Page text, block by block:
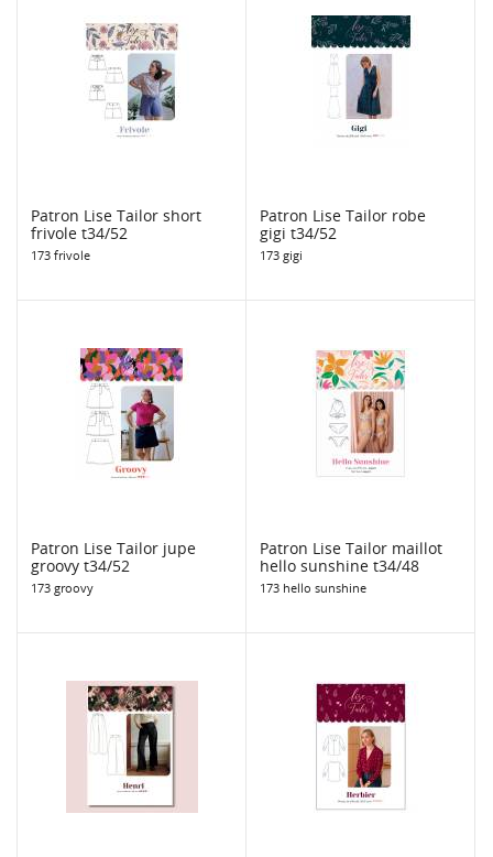
Patron Lise Tailor short
frivole t34/52
173 frivole
Patron Lise Tailor robe
gigi t34/52
173 gigi
Patron Lise Tailor jupe
groovy t34/52
173 groovy
Patron Lise Tailor maillot
hello sunshine t34/48
173 hello sunshine